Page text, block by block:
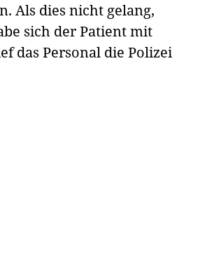
Als dies nicht gelang,
sich der Patient mit
das Personal die Polizei